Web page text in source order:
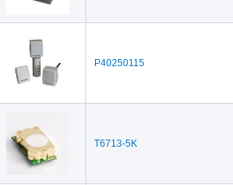
P40250115
T6713-5K